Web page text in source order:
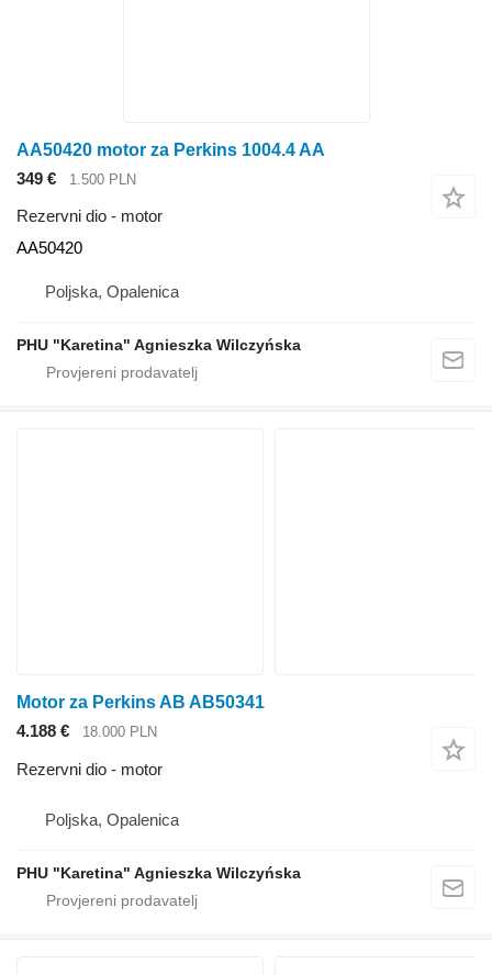
AA50420 motor za Perkins 1004.4 AA
349 €
1.500 PLN
Rezervni dio - motor
AA50420
Poljska, Opalenica
PHU "Karetina" Agnieszka Wilczyńska
Motor za Perkins AB AB50341
4.188 €
18.000 PLN
Rezervni dio - motor
Poljska, Opalenica
PHU "Karetina" Agnieszka Wilczyńska